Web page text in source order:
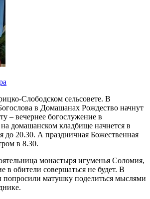
Слободском сельсовете. В
в Домашанах Рождество начнут
– вечернее богослужение в
домашанском кладбище начнется в
до 20.30. А праздничная Божественная
в 8.30.
монастыря игуменья Соломия,
в обители совершаться не будет. В
попросили матушку поделиться мыслями